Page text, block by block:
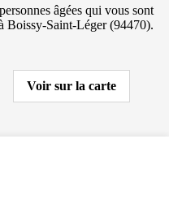
âgées qui vous sont
Boissy-Saint-Léger (94470).
Voir sur la carte